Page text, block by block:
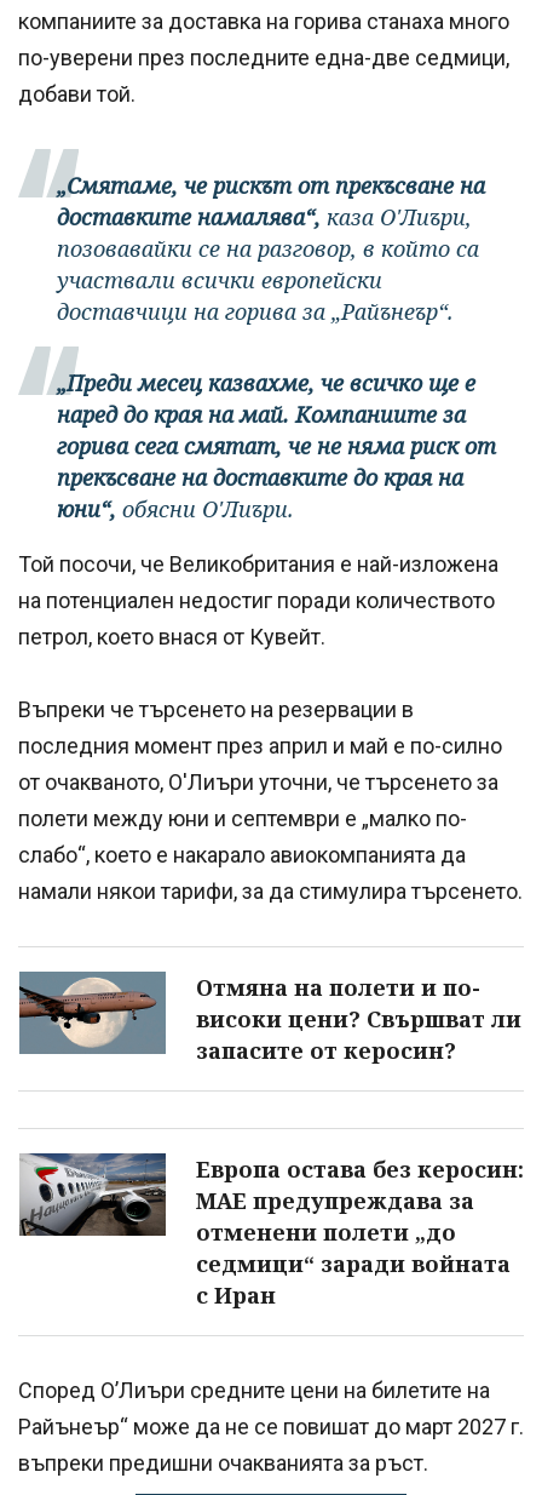
компаниите за доставка на горива станаха много
по-уверени през последните една-две седмици,
добави той.
„Смятаме, че рискът от прекъсване на
доставките намалява“, каза О'Лиъри,
позовавайки се на разговор, в който са
участвали всички европейски
доставчици на горива за „Райънеър“.
„Преди месец казвахме, че всичко ще е
наред до края на май. Компаниите за
горива сега смятат, че не няма риск от
прекъсване на доставките до края на
юни“, обясни О'Лиъри.
Той посочи, че Великобритания е най-изложена
на потенциален недостиг поради количеството
петрол, което внася от Кувейт.
Въпреки че търсенето на резервации в
последния момент през април и май е по-силно
от очакваното, О'Лиъри уточни, че търсенето за
полети между юни и септември е „малко по-
слабо“, което е накарало авиокомпанията да
намали някои тарифи, за да стимулира търсенето.
Отмяна на полети и по-
високи цени? Свършват ли
запасите от керосин?
Европа остава без керосин:
МАЕ предупреждава за
отменени полети „до
седмици“ заради войната
с Иран
Според О’Лиъри средните цени на билетите на
Райънеър“ може да не се повишат до март 2027 г.
въпреки предишни очакванията за ръст.